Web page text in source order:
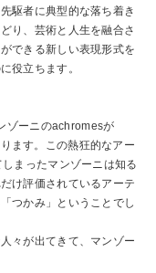
駆者に典型的な落ち着き
り、芸術と人生を融合さ
できる新しい表現形式を
役立ちます。
ゾーニのachromesが
ます。この熱狂的なアー
まったマンゾーニは知る
け評価されているアーテ
つかみ」ということでし
々が出てきて、マンゾー